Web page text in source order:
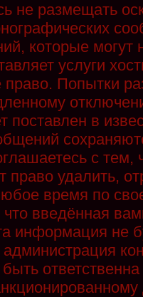
не размещать
которые
услуги
Попытки
поставлен в
с
удалить,
время по
введённая
информация не